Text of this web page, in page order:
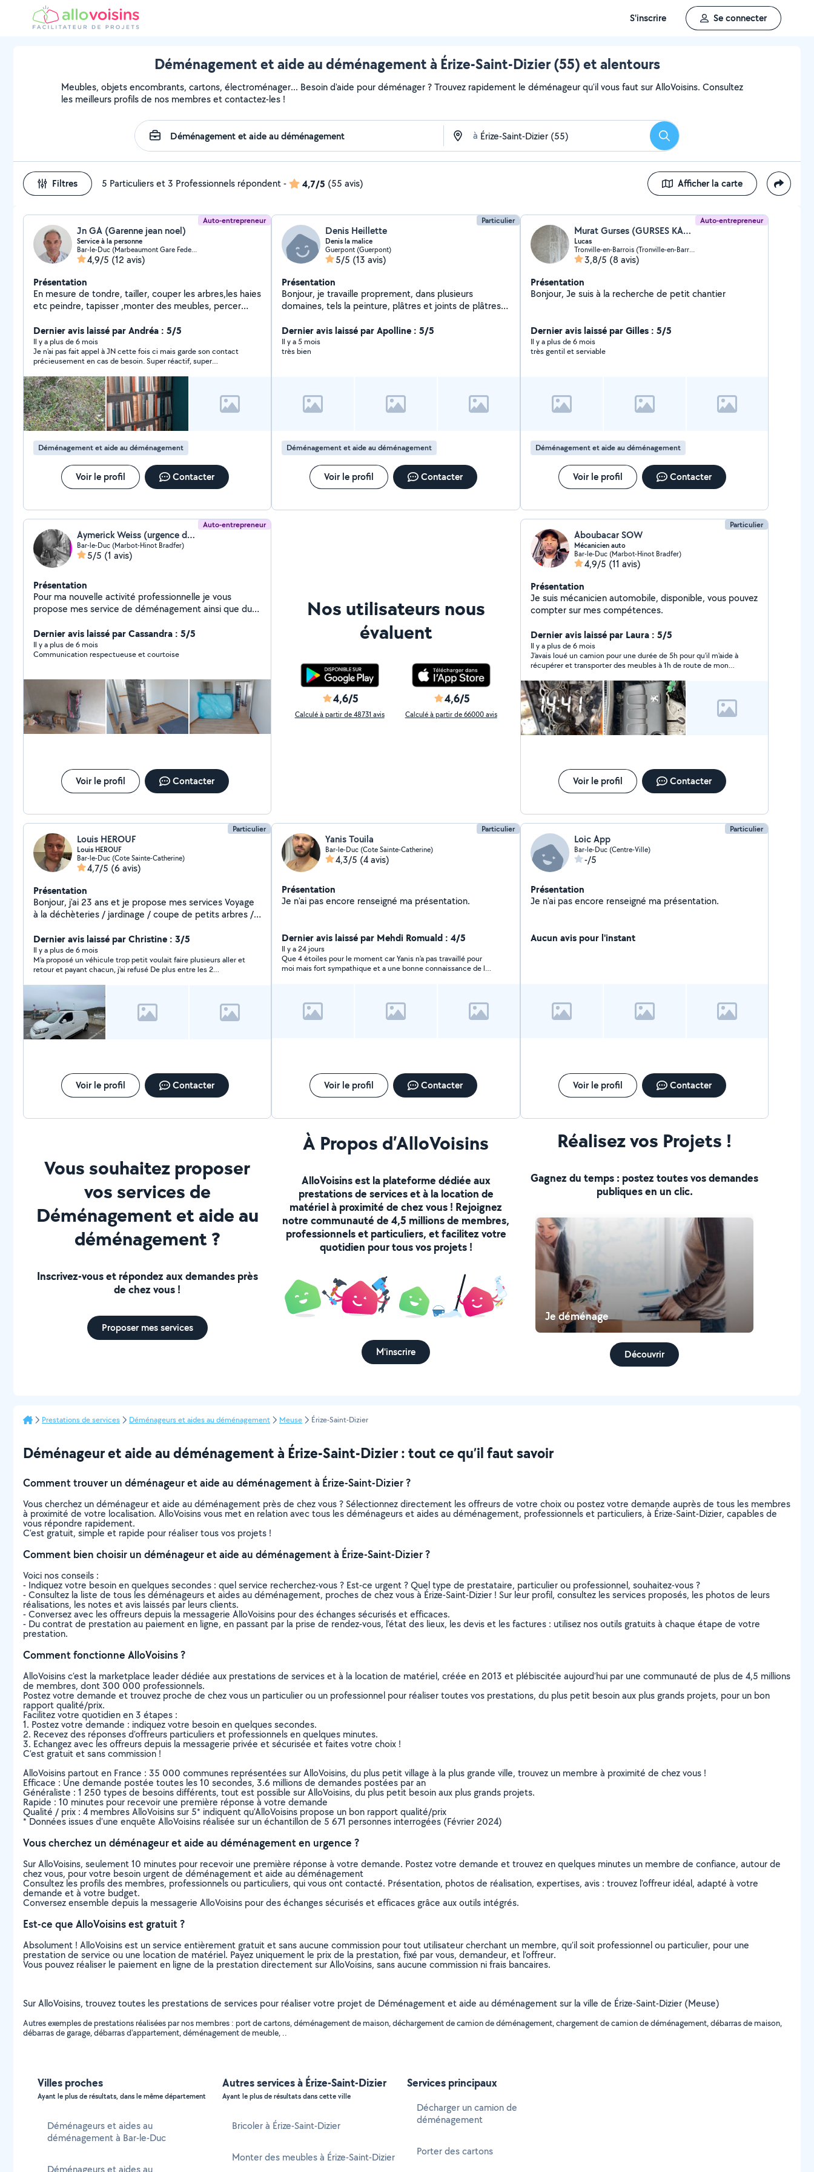
S'inscrire Se connecter
Déménagement et aide au déménagement à Érize-Saint-Dizier (55) et alentours
Meubles, objets encombrants, cartons, électroménager... Besoin d'aide pour déménager ? Trouvez rapidement le déménageur qu'il vous faut sur AlloVoisins. Consultez
les meilleurs profils de nos membres et contactez-les !
à Rechercher
Filtres 5 Particuliers et 3 Professionnels répondent- 4,7/5 (55 avis) Afficher la carte
Auto-entrepreneur
Jn GA (Garenne jean noel)
Service à la personne
Bar-le-Duc (Marbeaumont Gare Federation)
4,9/5 (12 avis)
Présentation
En mesure de tondre, tailler, couper les arbres,les haies
etc peindre, tapisser ,monter des meubles, percer
Moquette, Parquet, lino, Poser des luminaires Petite
plomberie
Dernier avis laissé par Andréa : 5/5
Il y a plus de 6 mois
Je n’ai pas fait appel à JN cette fois ci mais garde son contact
précieusement en cas de besoin. Super réactif, super
Déménagement et aide au déménagement
Voir le profil Contacter
Particulier
Denis Heillette
Denis la malice
Guerpont (Guerpont)
5/5 (13 avis)
Présentation
Bonjour, je travaille proprement, dans plusieurs
domaines, tels la peinture, plâtres et joints de plâtres
espaces verts et jardinage , petits travaux électricité (
de prises de courant et de luminaires) ...
Dernier avis laissé par Apolline : 5/5
Il y a 5 mois
très bien
Déménagement et aide au déménagement
Voir le profil Contacter
Auto-entrepreneur
Murat Gurses (GURSES KARA NETTOYAGE ET SERVICES)
Lucas
Tronville-en-Barrois (Tronville-en-Barrois)
3,8/5 (8 avis)
Présentation
Bonjour, Je suis à la recherche de petit chantier
Dernier avis laissé par Gilles : 5/5
Il y a plus de 6 mois
très gentil et serviable
Déménagement et aide au déménagement
Voir le profil Contacter
Auto-entrepreneur
Aymerick Weiss (urgence dem)
Bar-le-Duc (Marbot-Hinot Bradfer)
5/5 (1 avis)
Présentation
Pour ma nouvelle activité professionnelle je vous
propose mes service de déménagement ainsi que du
besoin, je vous propose aussi une prestation que je suis
le seul à proposez qui sont: Aide préparation au
déménagement Placement de meuble à votre domicile
quelquonque prestation je reste à votre disposition
pour toute informations supplémentaire n'hésitez pas à
me contacter Mes devis son toujours assuré et gratuit
et fait dans les meilleures délais
Dernier avis laissé par Cassandra : 5/5
Il y a plus de 6 mois
Communication respectueuse et courtoise
Voir le profil Contacter
Nos utilisateurs nous
évaluent
4,6/5
Calculé à partir de 48731 avis
4,6/5
Calculé à partir de 66000 avis
Particulier
Aboubacar SOW
Mécanicien auto
Bar-le-Duc (Marbot-Hinot Bradfer)
4,9/5 (11 avis)
Présentation
Je suis mécanicien automobile, disponible, vous pouvez
compter sur mes compétences.
Dernier avis laissé par Laura : 5/5
Il y a plus de 6 mois
J'avais loué un camion pour une durée de 5h pour qu'il m'aide à
récupérer et transporter des meubles à 1h de route de mon
bosseur, efficace et a fait le travail avec soin. C'est la première
fois que je demandais un service à une personne inconnue car
je n'avais pas d'autre choix et je ne le regrette pas. Impeccable
et bonne expérience, je referais appel à lui pour d'autres
services. Je recommande vraiment Aboubacar.
Voir le profil Contacter
Particulier
Louis HEROUF
Louis HEROUF
Bar-le-Duc (Cote Sainte-Catherine)
4,7/5 (6 avis)
Présentation
Bonjour, j'ai 23 ans et je propose mes services Voyage
à la déchèteries / jardinage / coupe de petits arbres /
la location, perceuse, disqueuse, poste à souder,
karcher portatif, scie sauteuse
Dernier avis laissé par Christine : 3/5
Il y a plus de 6 mois
M'a proposé un véhicule trop petit voulait faire plusieurs aller et
retour et payant chacun, j'ai refusé De plus entre les 2
Voir le profil Contacter
Particulier
Yanis Touila
Bar-le-Duc (Cote Sainte-Catherine)
4,3/5 (4 avis)
Présentation
Je n'ai pas encore renseigné ma présentation.
Dernier avis laissé par Mehdi Romuald : 4/5
Il y a 24 jours
Que 4 étoiles pour le moment car Yanis n'a pas travaillé pour
moi mais fort sympathique et a une bonne connaissance de la
Voir le profil Contacter
Particulier
Loic App
Bar-le-Duc (Centre-Ville)
-/5
Présentation
Je n'ai pas encore renseigné ma présentation.
Aucun avis pour l'instant
Voir le profil Contacter
Vous souhaitez proposer
vos services de
Déménagement et aide au
déménagement ?
Inscrivez-vous et répondez aux demandes près
de chez vous !
Proposer mes services
À Propos d’AlloVoisins
AlloVoisins est la plateforme dédiée aux
prestations de services et à la location de
matériel à proximité de chez vous ! Rejoignez
notre communauté de 4,5 millions de membres,
professionnels et particuliers, et facilitez votre
quotidien pour tous vos projets !
M'inscrire
Réalisez vos Projets !
Gagnez du temps : postez toutes vos demandes
publiques en un clic.
Je déménage
Découvrir
Prestations de services Déménageurs et aides au déménagement Meuse Érize-Saint-Dizier
Déménageur et aide au déménagement à Érize-Saint-Dizier : tout ce qu’il faut savoir
Comment trouver un déménageur et aide au déménagement à Érize-Saint-Dizier ?
Vous cherchez un déménageur et aide au déménagement près de chez vous ? Sélectionnez directement les offreurs de votre choix ou postez votre demande auprès de tous les membres
à proximité de votre localisation. AlloVoisins vous met en relation avec tous les déménageurs et aides au déménagement, professionnels et particuliers, à Érize-Saint-Dizier, capables de
vous répondre rapidement.
C’est gratuit, simple et rapide pour réaliser tous vos projets !
Comment bien choisir un déménageur et aide au déménagement à Érize-Saint-Dizier ?
Voici nos conseils :
- Indiquez votre besoin en quelques secondes : quel service recherchez-vous ? Est-ce urgent ? Quel type de prestataire, particulier ou professionnel, souhaitez-vous ?
- Consultez la liste de tous les déménageurs et aides au déménagement, proches de chez vous à Érize-Saint-Dizier ! Sur leur profil, consultez les services proposés, les photos de leurs
réalisations, les notes et avis laissés par leurs clients.
- Conversez avec les offreurs depuis la messagerie AlloVoisins pour des échanges sécurisés et efficaces.
- Du contrat de prestation au paiement en ligne, en passant par la prise de rendez-vous, l’état des lieux, les devis et les factures : utilisez nos outils gratuits à chaque étape de votre
prestation.
Comment fonctionne AlloVoisins ?
AlloVoisins c’est la marketplace leader dédiée aux prestations de services et à la location de matériel, créée en 2013 et plébiscitée aujourd’hui par une communauté de plus de 4,5 millions
de membres, dont 300 000 professionnels.
Postez votre demande et trouvez proche de chez vous un particulier ou un professionnel pour réaliser toutes vos prestations, du plus petit besoin aux plus grands projets, pour un bon
rapport qualité/prix.
Facilitez votre quotidien en 3 étapes :
1. Postez votre demande : indiquez votre besoin en quelques secondes.
2. Recevez des réponses d’offreurs particuliers et professionnels en quelques minutes.
3. Echangez avec les offreurs depuis la messagerie privée et sécurisée et faites votre choix !
C’est gratuit et sans commission !
AlloVoisins partout en France : 35 000 communes représentées sur AlloVoisins, du plus petit village à la plus grande ville, trouvez un membre à proximité de chez vous !
Efficace : Une demande postée toutes les 10 secondes, 3.6 millions de demandes postées par an
Généraliste : 1 250 types de besoins différents, tout est possible sur AlloVoisins, du plus petit besoin aux plus grands projets.
Rapide : 10 minutes pour recevoir une première réponse à votre demande
Qualité / prix : 4 membres AlloVoisins sur 5* indiquent qu’AlloVoisins propose un bon rapport qualité/prix
* Données issues d’une enquête AlloVoisins réalisée sur un échantillon de 5 671 personnes interrogées (Février 2024)
Vous cherchez un déménageur et aide au déménagement en urgence ?
Sur AlloVoisins, seulement 10 minutes pour recevoir une première réponse à votre demande. Postez votre demande et trouvez en quelques minutes un membre de confiance, autour de
chez vous, pour votre besoin urgent de déménagement et aide au déménagement
Consultez les profils des membres, professionnels ou particuliers, qui vous ont contacté. Présentation, photos de réalisation, expertises, avis : trouvez l'offreur idéal, adapté à votre
demande et à votre budget.
Conversez ensemble depuis la messagerie AlloVoisins pour des échanges sécurisés et efficaces grâce aux outils intégrés.
Est-ce que AlloVoisins est gratuit ?
Absolument ! AlloVoisins est un service entièrement gratuit et sans aucune commission pour tout utilisateur cherchant un membre, qu’il soit professionnel ou particulier, pour une
prestation de service ou une location de matériel. Payez uniquement le prix de la prestation, fixé par vous, demandeur, et l’offreur.
Vous pouvez réaliser le paiement en ligne de la prestation directement sur AlloVoisins, sans aucune commission ni frais bancaires.
Sur AlloVoisins, trouvez toutes les prestations de services pour réaliser votre projet de Déménagement et aide au déménagement sur la ville de Érize-Saint-Dizier (Meuse)
Autres exemples de prestations réalisées par nos membres : port de cartons, déménagement de maison, déchargement de camion de déménagement, chargement de camion de déménagement, débarras de maison,
débarras de garage, débarras d'appartement, déménagement de meuble, ..
Villes proches
Ayant le plus de résultats, dans le même département
Déménageurs et aides au
déménagement à Bar-le-Duc
Déménageurs et aides au
Autres services à Érize-Saint-Dizier
Ayant le plus de résultats dans cette ville
Bricoler à Érize-Saint-Dizier
Monter des meubles à Érize-Saint-Dizier
Services principaux
Décharger un camion de
déménagement
Porter des cartons